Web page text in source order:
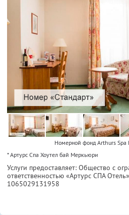
Номерной фонд Arthurs Spa
* Артурс Спа Хоутел бай Меркьюри
Услуги предоставляет: Общество с
ответственностью «Артурс СПА
1065029131958